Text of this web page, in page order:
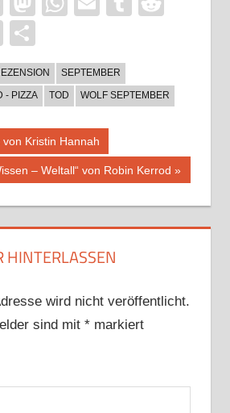
X
SEPTEMBER
- PIZZA
TOD WOLF SEPTEMBER
Kristin Hannah
– Weltall“ von Robin Kerrod
wird nicht veröffentlicht.
sind mit *markiert